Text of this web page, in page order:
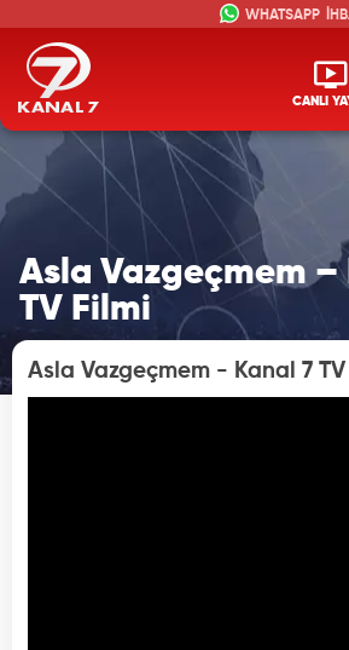
CANLI
Asla Vazgeçmem –
TV Filmi
Asla Vazgeçmem - Kanal 7 TV